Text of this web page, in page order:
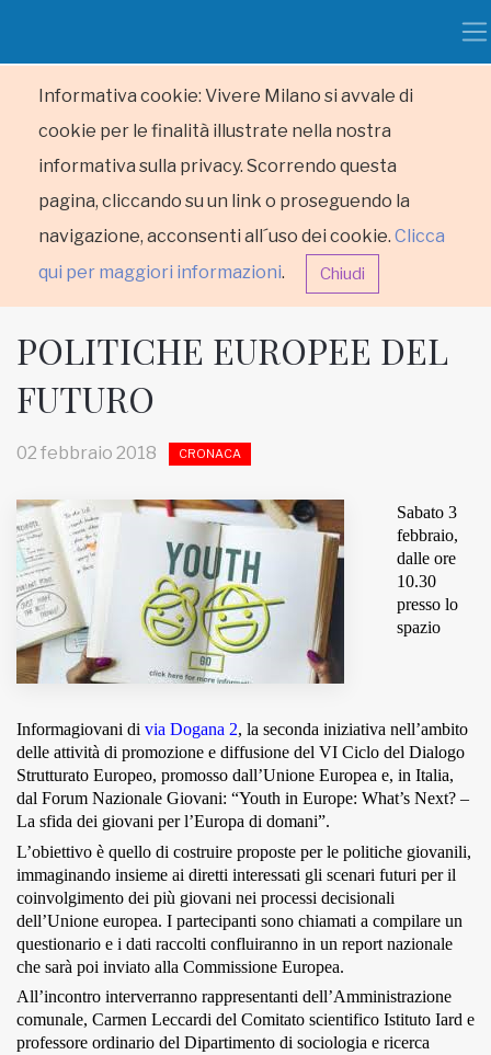
Informativa cookie: Vivere Milano si avvale di
cookie per le finalità illustrate nella nostra
informativa sulla privacy. Scorrendo questa
pagina, cliccando su un link o proseguendo la
navigazione, acconsenti all´uso dei cookie. Clicca
qui per maggiori informazioni. Chiudi
HOME
MUNICIPI
Inviateci le vostre segnalazioni
Iscriviti alla newsletter
www.viveremilano.info
Fondato e diretto da Enzo De
Bernardis
EDB edizioni - Via Brivio angolo C.
Imbonati, 89 20159 Milano (Italia)
Informativa sulla privacy
POLITICHE EUROPEE DEL
FUTURO
02 febbraio 2018 CRONACA
Sabato 3
febbraio,
dalle ore
10.30
presso lo
spazio
Informagiovani di via Dogana 2, la seconda iniziativa nell’ambito
delle attività di promozione e diffusione del VI Ciclo del Dialogo
Strutturato Europeo, promosso dall’Unione Europea e, in Italia,
dal Forum Nazionale Giovani: “Youth in Europe: What’s Next? –
La sfida dei giovani per l’Europa di domani”.
L’obiettivo è quello di costruire proposte per le politiche giovanili,
immaginando insieme ai diretti interessati gli scenari futuri per il
coinvolgimento dei più giovani nei processi decisionali
dell’Unione europea. I partecipanti sono chiamati a compilare un
questionario e i dati raccolti confluiranno in un report nazionale
che sarà poi inviato alla Commissione Europea.
All’incontro interverranno rappresentanti dell’Amministrazione
comunale, Carmen Leccardi del Comitato scientifico Istituto Iard e
professore ordinario del Dipartimento di sociologia e ricerca